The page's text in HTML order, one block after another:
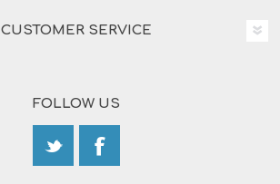
CUSTOMER SERVICE
FOLLOW US